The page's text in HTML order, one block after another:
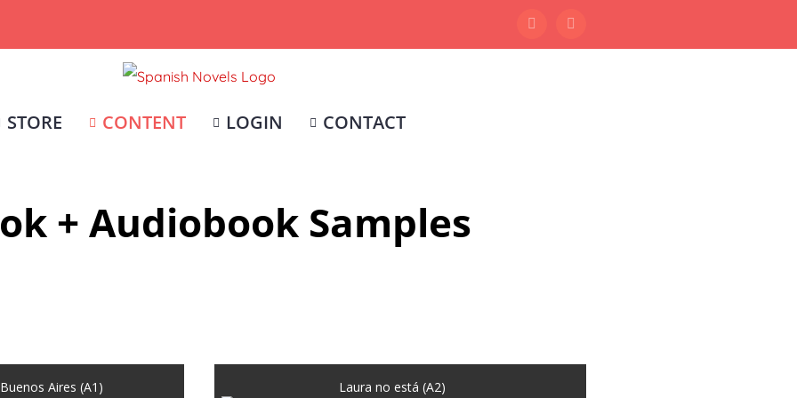
FacebookInstagram
STORE CONTENT LOGIN CONTACT
+ Audiobook Samples
Aires (A1) Laura no está (A2)